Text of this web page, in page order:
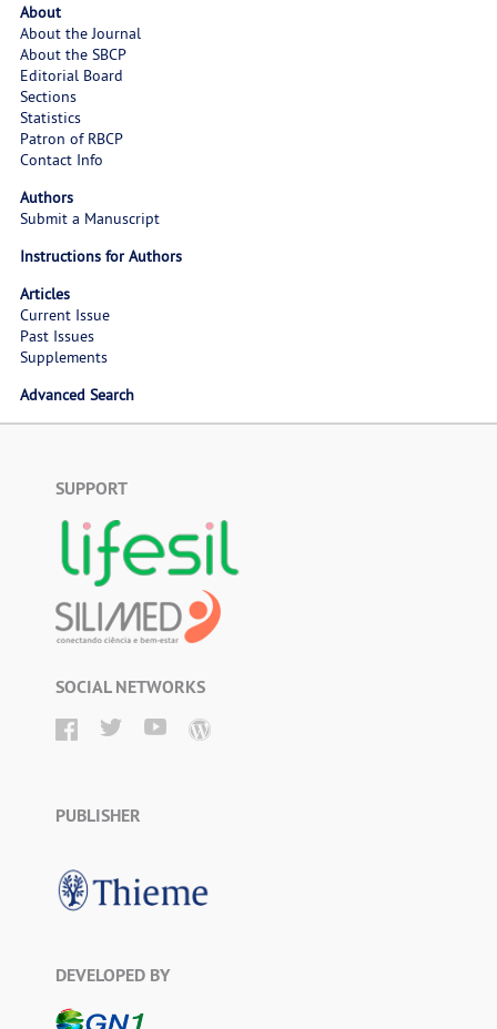
About
About the Journal
About the SBCP
Editorial Board
Sections
Statistics
Patron of RBCP
Contact Info
Authors
Submit a Manuscript
Instructions for Authors
Articles
Current Issue
Past Issues
Supplements
Advanced Search
SUPPORT
SOCIAL NETWORKS
PUBLISHER
DEVELOPED BY